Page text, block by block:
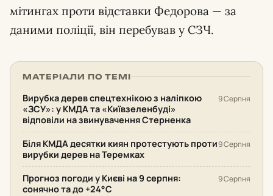
мітингах проти відставки Федорова — за
даними поліції, він перебував у СЗЧ.
МАТЕРІАЛИ ПО ТЕМІ
Вирубка дерев спецтехнікою з наліпкою
«ЗСУ»: у КМДА та «Київзеленбуді»
відповіли на звинувачення Стерненка
9 Серпня
Біля КМДА десятки киян протестують проти
вирубки дерев на Теремках
9 Серпня
Прогноз погоди у Києві на 9 серпня:
сонячно та до +24°С
9 Серпня